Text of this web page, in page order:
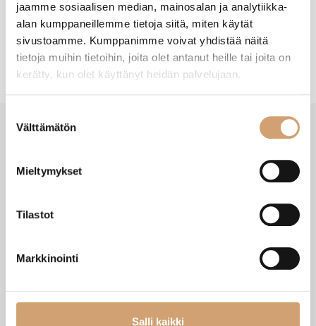
jaamme sosiaalisen median, mainosalan ja analytiikka-
alan kumppaneillemme tietoja siitä, miten käytät
sivustoamme. Kumppanimme voivat yhdistää näitä
tietoja muihin tietoihin, joita olet antanut heille tai joita on
kerätty, kun olet käyttänyt heidän palvelujaan.
valinta
Välttämätön
Mieltymykset
Tilastot
Markkinointi
Salli kaikki